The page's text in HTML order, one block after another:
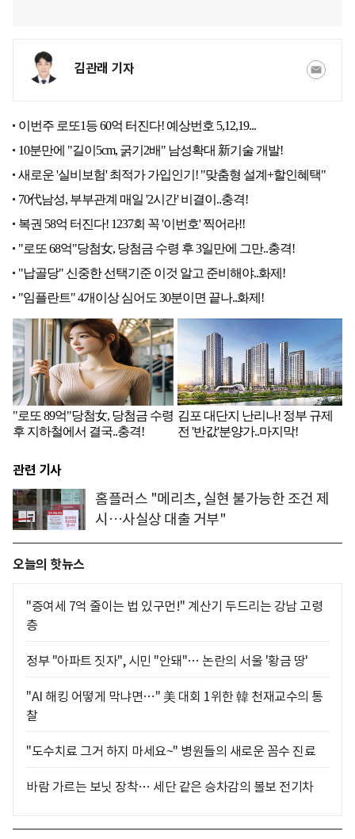
김관래 기자
관련 기사
홈플러스 "메리츠, 실현 불가능한 조건 제
시…사실상 대출 거부"
오늘의 핫뉴스
"증여세 7억 줄이는 법 있구먼!" 계산기 두드리는 강남 고령
층
정부 "아파트 짓자", 시민 "안돼"… 논란의 서울 '황금 땅'
"AI 해킹 어떻게 막냐면…" 美 대회 1위한 韓 천재교수의 통
찰
"도수치료 그거 하지 마세요~" 병원들의 새로운 꼼수 진료
바람 가르는 보닛 장착… 세단 같은 승차감의 볼보 전기차